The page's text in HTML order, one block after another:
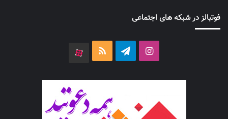
فوتبالز در شبکه های اجتماعی
اینستاگرامتلگرام خوراک